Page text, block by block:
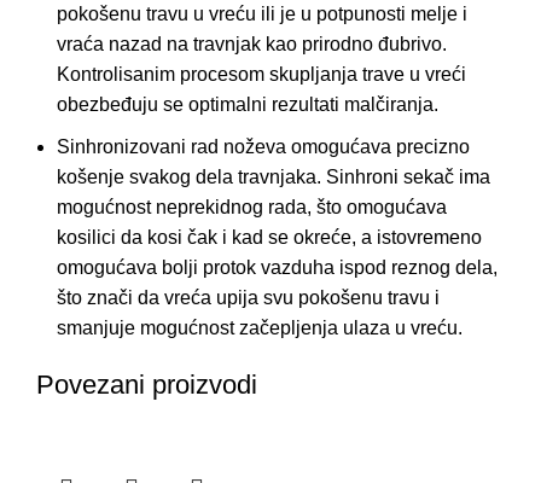
pokošenu travu u vreću ili je u potpunosti melje i
vraća nazad na travnjak kao prirodno đubrivo.
Kontrolisanim procesom skupljanja trave u vreći
obezbeđuju se optimalni rezultati malčiranja.
Sinhronizovani rad noževa omogućava precizno
košenje svakog dela travnjaka. Sinhroni sekač ima
mogućnost neprekidnog rada, što omogućava
kosilici da kosi čak i kad se okreće, a istovremeno
omogućava bolji protok vazduha ispod reznog dela,
što znači da vreća upija svu pokošenu travu i
smanjuje mogućnost začepljenja ulaza u vreću.
Povezani proizvodi